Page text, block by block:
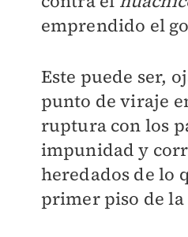
emprendido el
Este puede ser,
punto de viraje
ruptura con los
impunidad y
heredados de lo
primer piso de la